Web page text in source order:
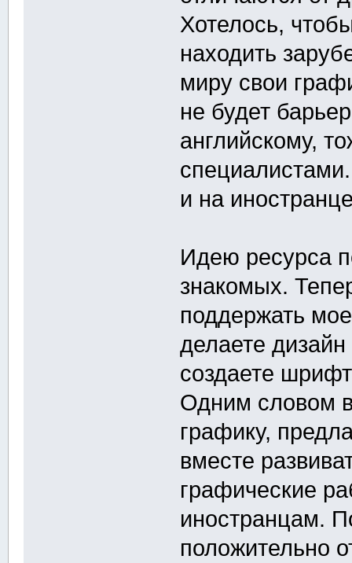
Хотелось,
находить
миру свои
не будет
английскому,
и на
Идею ресурса
знакомых.
поддержать
делаете
создаете
Одним словом
графику,
вместе
графические
иностранцам.
положительно